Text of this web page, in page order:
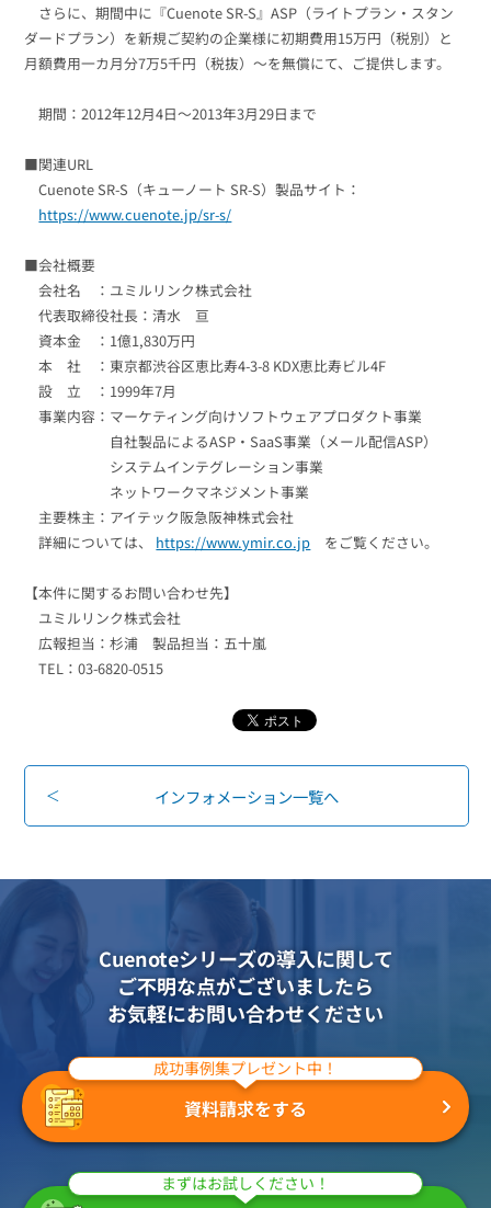
さらに、期間中に『Cuenote SR-S』ASP（ライトプラン・スタン
ダードプラン）を新規ご契約の企業様に初期費用15万円（税別）と
月額費用一カ月分7万5千円（税抜）〜を無償にて、ご提供します。
期間：2012年12月4日〜2013年3月29日まで
■関連URL
Cuenote SR-S（キューノート SR-S）製品サイト：
https://www.cuenote.jp/sr-s/
■会社概要
会社名 ：ユミルリンク株式会社
代表取締役社長：清水 亘
資本金 ：1億1,830万円
本 社 ：東京都渋谷区恵比寿4-3-8 KDX恵比寿ビル4F
設 立 ：1999年7月
事業内容：マーケティング向けソフトウェアプロダクト事業
自社製品によるASP・SaaS事業（メール配信ASP）
システムインテグレーション事業
ネットワークマネジメント事業
主要株主：アイテック阪急阪神株式会社
詳細については、 https://www.ymir.co.jp をご覧ください。
【本件に関するお問い合わせ先】
ユミルリンク株式会社
広報担当：杉浦 製品担当：五十嵐
TEL：03-6820-0515
インフォメーション一覧へ
Cuenoteシリーズの導入に関して
ご不明な点がございましたら
お気軽にお問い合わせください
成功事例集プレゼント中！
資料請求をする
まずはお試しください！